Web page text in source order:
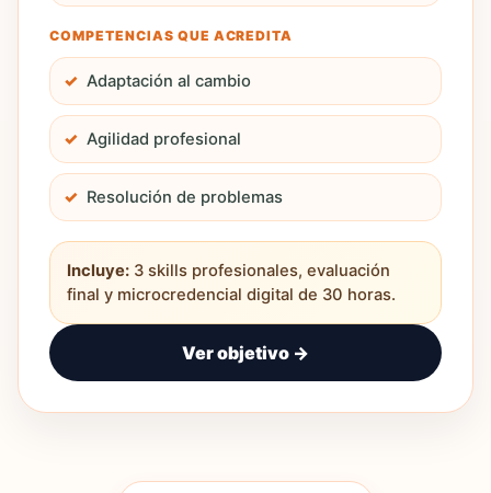
COMPETENCIAS QUE ACREDITA
Adaptación al cambio
Agilidad profesional
Resolución de problemas
Incluye: 3 skills profesionales, evaluación
final y microcredencial digital de 30 horas.
Ver objetivo →